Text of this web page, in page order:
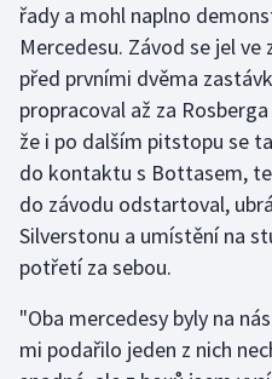
Lyže a snowboard
Moderní pětiboj
Motorsport
Olympijské hry
Parasport
Plavání
řady a mohl naplno
Mercedesu. Závod se jel
před prvními dvěma
propracoval až za
že i po dalším pitstopu se
do kontaktu s Bottasem,
do závodu odstartoval,
Silverstonu a umístění na
potřetí za sebou.
"Oba mercedesy byly na
mi podařilo jeden z nich